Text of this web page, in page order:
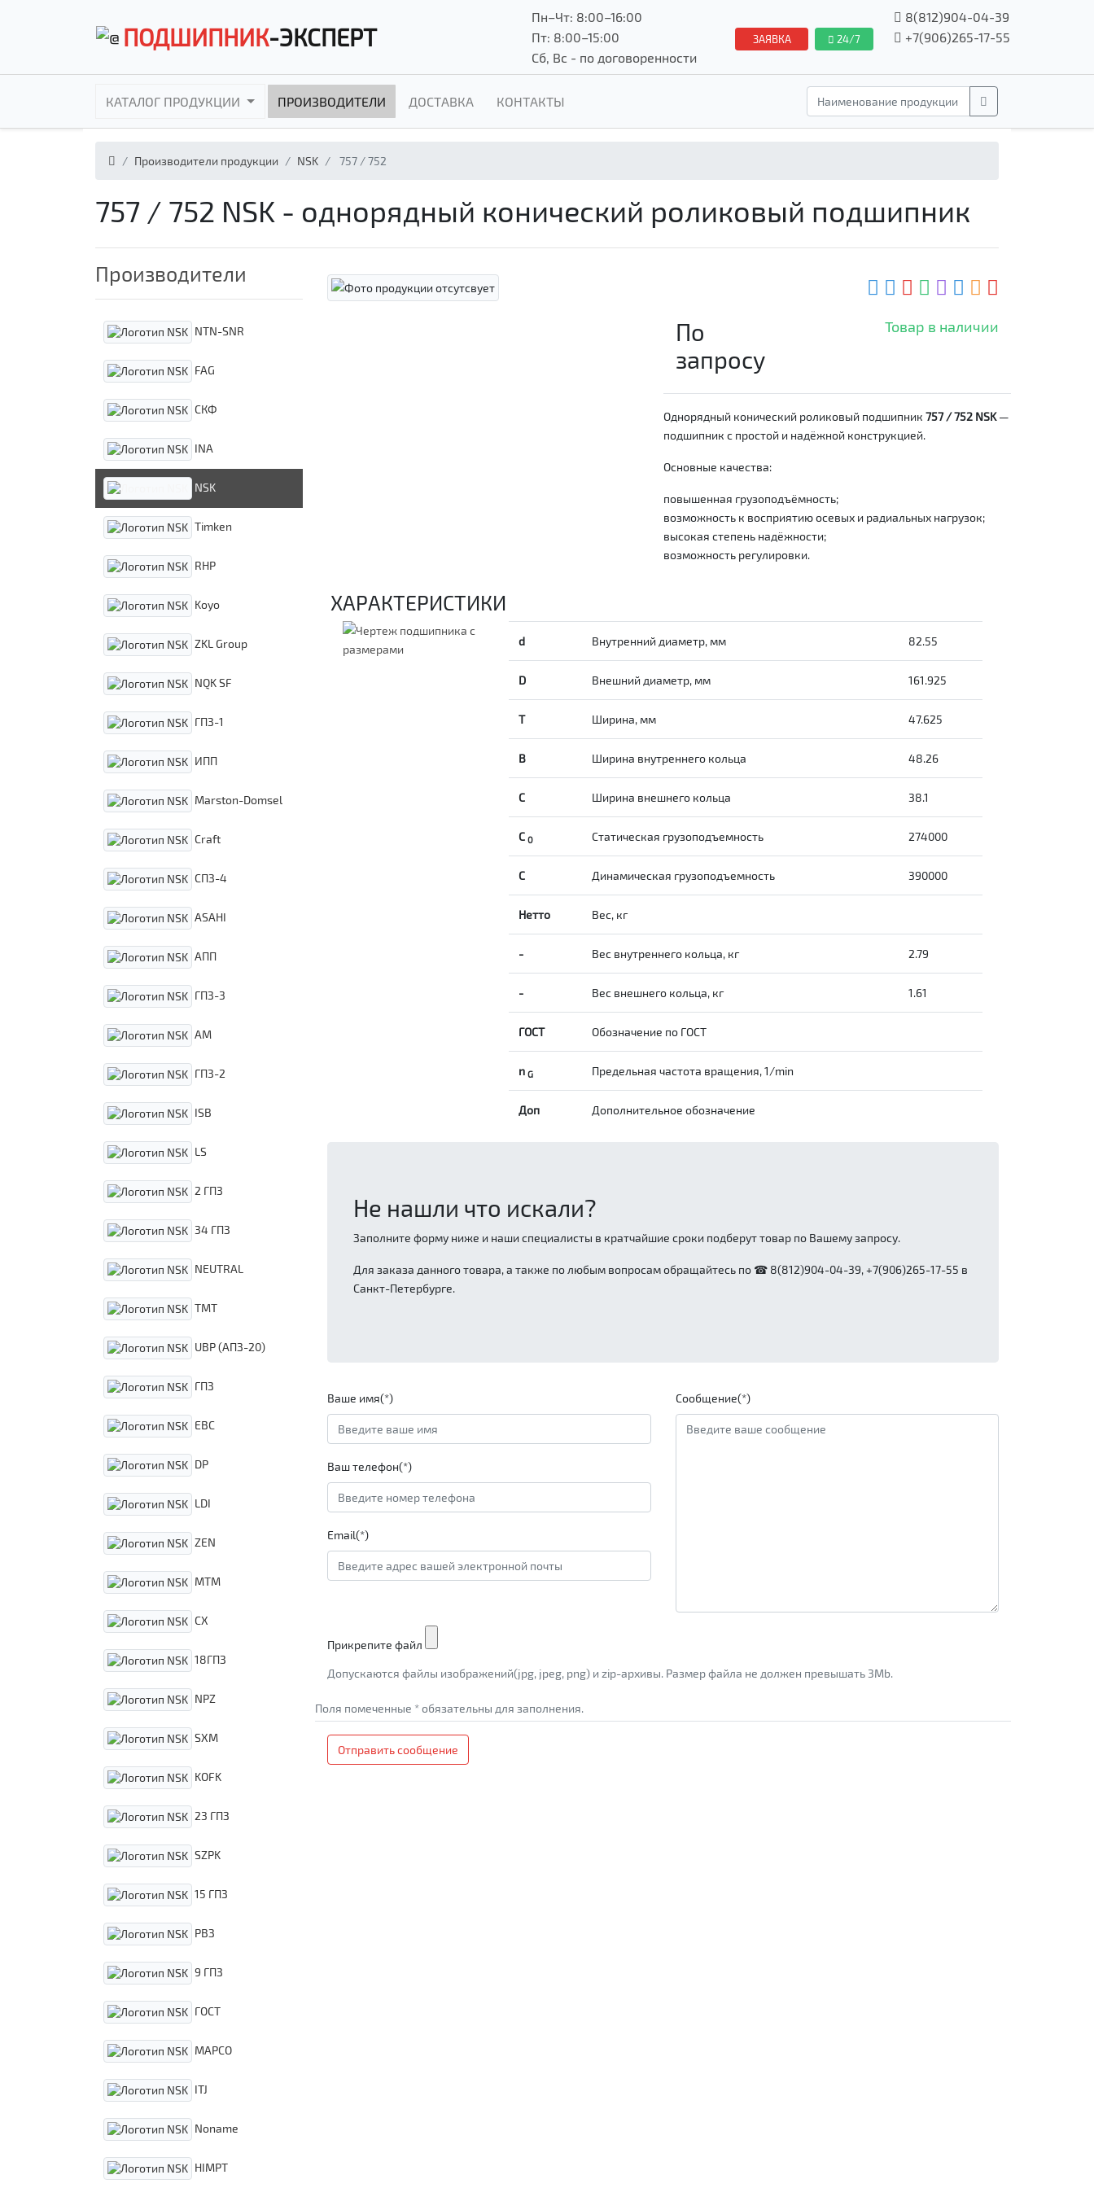
ПОДШИПНИК-ЭКСПЕРТ
Пн–Чт: 8:00–16:00
Пт: 8:00–15:00
Сб, Вс - по договоренности
ЗАЯВКА 24/7
8(812)904-04-39
+7(906)265-17-55
КАТАЛОГ ПРОДУКЦИИ ПРОИЗВОДИТЕЛИ ДОСТАВКА КОНТАКТЫ
Производители продукции NSK 757 / 752
757 / 752 NSK - однорядный конический роликовый подшипник
Производители
NTN-SNR
FAG
СКФ
INA
NSK
Timken
RHP
Koyo
ZKL Group
NQK SF
ГПЗ-1
ИПП
Marston-Domsel
Craft
СПЗ-4
ASAHI
АПП
ГПЗ-3
АМ
ГПЗ-2
ISB
LS
2 ГПЗ
34 ГПЗ
NEUTRAL
TMT
UBP (АПЗ-20)
ГПЗ
EBC
DP
LDI
ZEN
MTM
CX
18ГПЗ
NPZ
SXM
KOFK
23 ГПЗ
SZPK
15 ГПЗ
РВЗ
9 ГПЗ
ГОСТ
MAPCO
ITJ
Noname
HIMPT
По
запросу
Товар в наличии
Однорядный конический роликовый подшипник 757 / 752 NSK—
подшипник с простой и надёжной конструкцией.
Основные качества:
повышенная грузоподъёмность;
возможность к восприятию осевых и радиальных нагрузок;
высокая степень надёжности;
возможность регулировки.
ХАРАКТЕРИСТИКИ
d Внутренний диаметр, мм 82.55
D Внешний диаметр, мм 161.925
T Ширина, мм 47.625
B Ширина внутреннего кольца 48.26
С Ширина внешнего кольца 38.1
С0 Статическая грузоподъемность 274000
C Динамическая грузоподъемность 390000
Нетто Вес, кг
- Вес внутреннего кольца, кг 2.79
- Вес внешнего кольца, кг 1.61
ГОСТ Обозначение по ГОСТ
nG Предельная частота вращения, 1/min
Доп Дополнительное обозначение
Не нашли что искали?
Заполните форму ниже и наши специалисты в кратчайшие сроки подберут товар по Вашему запросу.
Для заказа данного товара, а также по любым вопросам обращайтесь по ☎ 8(812)904-04-39, +7(906)265-17-55 в
Санкт-Петербурге.
Ваше имя(*)
Ваш телефон(*)
Email(*)
Сообщение(*)
Прикрепите файл
Допускаются файлы изображений(jpg, jpeg, png) и zip-архивы. Размер файла не должен превышать 3Mb.
Поля помеченные * обязательны для заполнения.
Отправить сообщение